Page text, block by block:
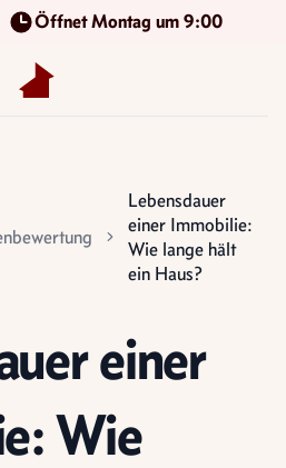
Öffnet Montag um 9:00
Kettenbach Immobilien GmbH
Lebensdauer
einer Immobilie:
Wie lange hält
ein Haus?
einer
Wie